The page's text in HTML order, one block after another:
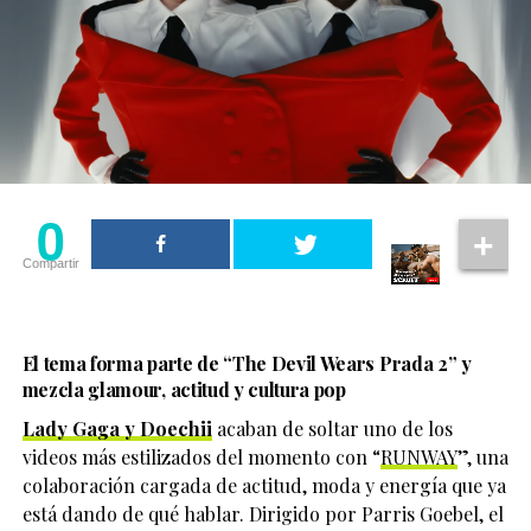
Una publicación compartida de El Clóset LGBT (@elclosetlgbt)
0
Compartir
amistades, ambos compartieron su ubicación en tiempo
real con una amiga cercana. Horas después, sus
teléfonos celulares dejaron de emitir señal y fueron
apagados. La última ubicación conocida se registró
durante la tarde del 20 de mayo.
movimientos bancarios realizados después de su
desaparición, lo que impulsó las investigaciones que
finalmente llevaron al hallazgo de la fosa clandestina.
0
Compartir
El tema forma parte de “The Devil Wears Prada 2”y
mezcla glamour, actitud y cultura pop
Lady Gaga y Doechii acaban de soltar uno de los
videos más estilizados del momento con “RUNWAY”, una
colaboración cargada de actitud, moda y energía que ya
está dando de qué hablar. Dirigido por Parris Goebel, el